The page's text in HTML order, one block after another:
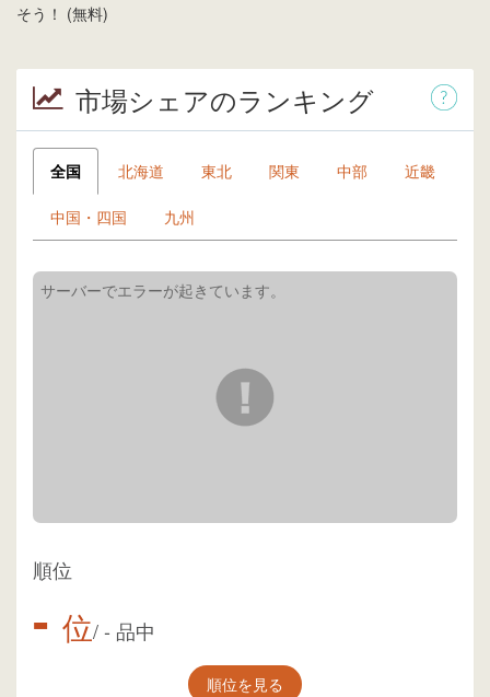
そう！ (無料)
市場シェアのランキング
全国 北海道 東北 関東 中部 近畿
中国・四国 九州
順位
- 位/- 品中
順位を見る